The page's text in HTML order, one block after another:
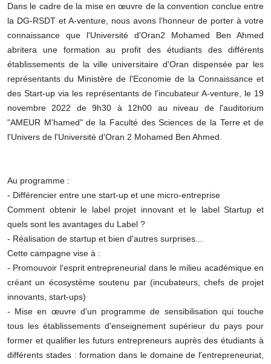
Dans le cadre de la mise en œuvre de la convention conclue entre
la DG-RSDT et A-venture, nous avons l’honneur de porter à votre
connaissance que l'Université d'Oran2 Mohamed Ben Ahmed
abritera une formation au profit des étudiants des différents
établissements de la ville universitaire d'Oran dispensée par les
représentants du Ministère de l'Economie de la Connaissance et
des Start-up via les représentants de l'incubateur A-venture, le 19
novembre 2022 de 9h30 à 12h00 au niveau de l'auditorium
"AMEUR M'hamed" de la Faculté des Sciences de la Terre et de
l'Univers de l'Université d'Oran 2 Mohamed Ben Ahmed.
Au programme :
- Différencier entre une start-up et une micro-entreprise
Comment obtenir le label projet innovant et le label Startup et
quels sont les avantages du Label ?
- Réalisation de startup et bien d'autres surprises...
Cette campagne vise à :
- Promouvoir l'esprit entrepreneurial dans le milieu académique en
créant un écosystème soutenu par (incubateurs, chefs de projet
innovants, start-ups)
- Mise en œuvre d'un programme de sensibilisation qui touche
tous les établissements d'enseignement supérieur du pays pour
former et qualifier les futurs entrepreneurs auprès des étudiants à
différents stades : formation dans le domaine de l'entrepreneuriat,